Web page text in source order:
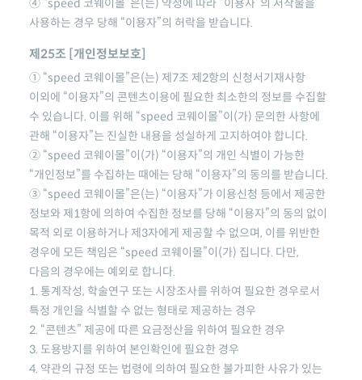
④ “speed 코웨이몰”은(는) 약정에 따라 “이용자”의 저작물을
사용하는 경우 당해 “이용자”의 허락을 받습니다.
제25조 [개인정보보호]
① “speed 코웨이몰”은(는) 제7조 제2항의 신청서기재사항
이외에 “이용자”의 콘텐츠이용에 필요한 최소한의 정보를 수집할
수 있습니다. 이를 위해 “speed 코웨이몰”이(가) 문의한 사항에
관해 “이용자”는 진실한 내용을 성실하게 고지하여야 합니다.
② “speed 코웨이몰”이(가) “이용자”의 개인 식별이 가능한
“개인정보”를 수집하는 때에는 당해 “이용자”의 동의를 받습니다.
③ “speed 코웨이몰”은(는) “이용자”가 이용신청 등에서 제공한
정보와 제1항에 의하여 수집한 정보를 당해 “이용자”의 동의 없이
목적 외로 이용하거나 제3자에게 제공할 수 없으며, 이를 위반한
경우에 모든 책임은 “speed 코웨이몰”이(가) 집니다. 다만,
다음의 경우에는 예외로 합니다.
1. 통계작성, 학술연구 또는 시장조사를 위하여 필요한 경우로서
특정 개인을 식별할 수 없는 형태로 제공하는 경우
2. “콘텐츠” 제공에 따른 요금정산을 위하여 필요한 경우
3. 도용방지를 위하여 본인확인에 필요한 경우
4. 약관의 규정 또는 법령에 의하여 필요한 불가피한 사유가 있는